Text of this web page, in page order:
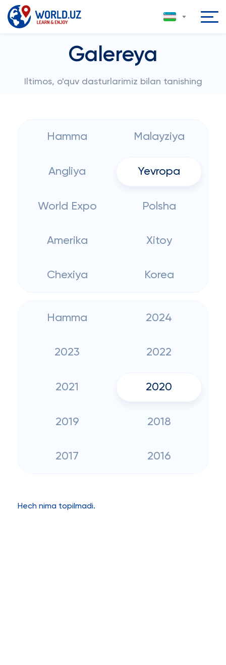
Galereya
Iltimos, o'quv dasturlarimiz bilan tanishing
Hamma Malayziya
Angliya Yevropa
World Expo Polsha
Amerika Xitoy
Chexiya Korea
Hamma 2024
2023 2022
2021 2020
2019 2018
2017 2016
Hech nima topilmadi.